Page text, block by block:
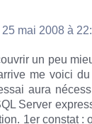
mai 2008 à
un peu
me voici
aura
Server
1er constat :